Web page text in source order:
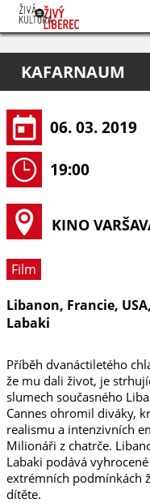
O projektu
Pořadatelé
KAFARNAUM
06. 03. 2019
19:00
KINO
Film
Libanon, Francie,
Labaki
Příběh dvanáctiletého
že mu dali život, je
slumech současného
Cannes ohromil diváky,
realismu a intenzivních
Milionáři z chatrče.
Labaki podává
extrémních podmínkách
dítěte.